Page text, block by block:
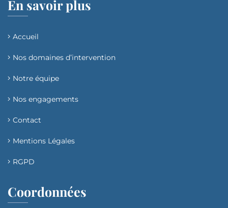
En savoir plus
Accueil
Nos domaines d’intervention​
Notre équipe
Nos engagements
Contact
Mentions Légales
RGPD
Coordonnées